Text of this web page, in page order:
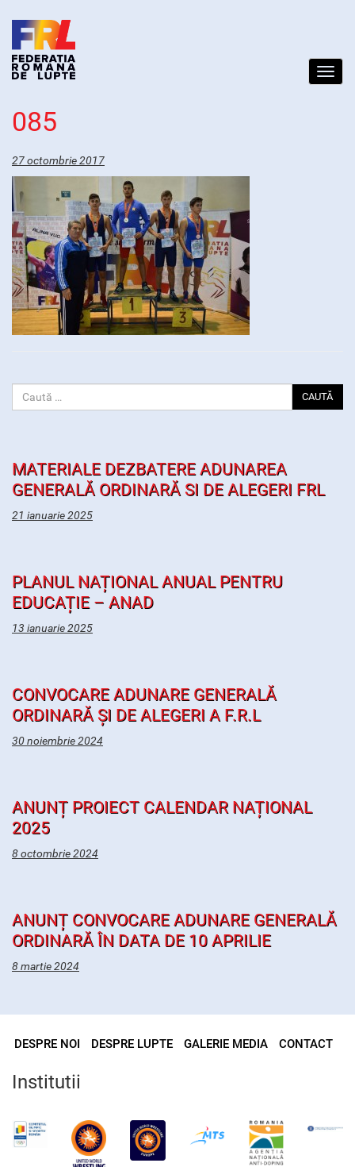
085
27 octombrie 2017
CAUTĂ
MATERIALE DEZBATERE ADUNAREA
GENERALĂ ORDINARĂ SI DE ALEGERI FRL
21 ianuarie 2025
PLANUL NAȚIONAL ANUAL PENTRU
EDUCAȚIE – ANAD
13 ianuarie 2025
CONVOCARE ADUNARE GENERALĂ
ORDINARĂ ȘI DE ALEGERI A F.R.L
30 noiembrie 2024
ANUNȚ PROIECT CALENDAR NAȚIONAL
2025
8 octombrie 2024
ANUNȚ CONVOCARE ADUNARE GENERALĂ
ORDINARĂ ÎN DATA DE 10 APRILIE
8 martie 2024
DESPRE NOI DESPRE LUPTE GALERIE MEDIA CONTACT
Institutii